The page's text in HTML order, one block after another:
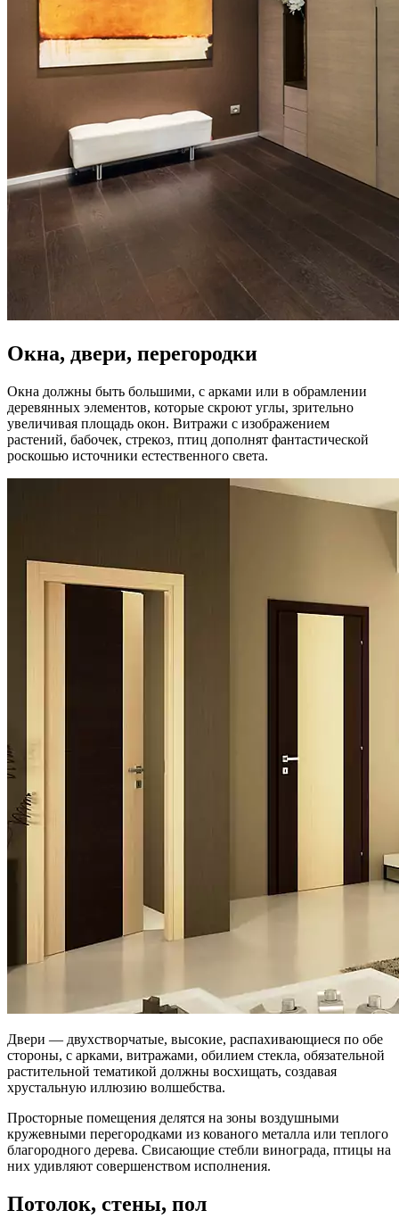
Окна, двери, перегородки
Окна должны быть большими, с арками или в обрамлении
деревянных элементов, которые скроют углы, зрительно
увеличивая площадь окон. Витражи с изображением
растений, бабочек, стрекоз, птиц дополнят фантастической
роскошью источники естественного света.
Двери — двухстворчатые, высокие, распахивающиеся по обе
стороны, с арками, витражами, обилием стекла, обязательной
растительной тематикой должны восхищать, создавая
хрустальную иллюзию волшебства.
Просторные помещения делятся на зоны воздушными
кружевными перегородками из кованого металла или теплого
благородного дерева. Свисающие стебли винограда, птицы на
них удивляют совершенством исполнения.
Потолок, стены, пол